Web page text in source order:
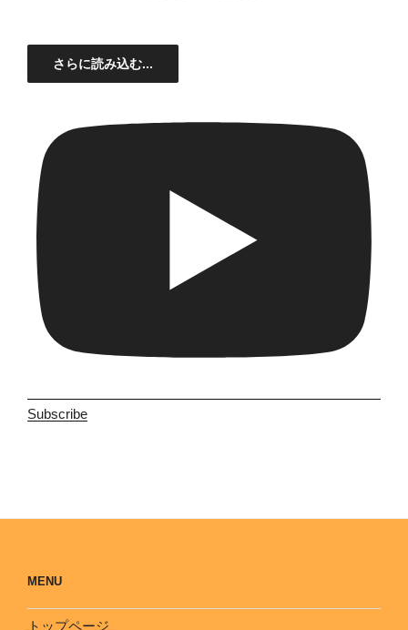
さらに読み込む...
Subscribe
MENU
トップページ